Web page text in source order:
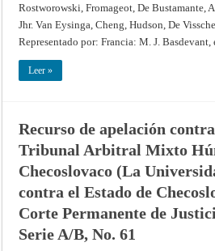
[1937]
Corte
Permanente
de
Justicia
Rostworowski, Fromageot, De Bustamante,
Jhr. Van Eysinga, Cheng, Hudson, De
Representado por: Francia: M. J. Basdevant,
Leer »
Recurso de apelación
Tribunal Arbitral Mixto
Checoslovaco (La
contra el Estado de
Corte Permanente de
Serie A/B, No. 61